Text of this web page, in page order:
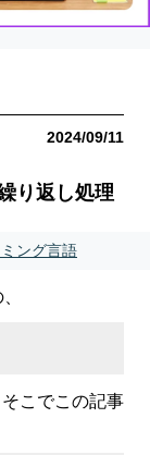
2024/09/11
り返し処理
ング言語
こでこの記事